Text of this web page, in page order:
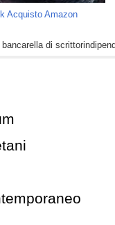
Acquisto Amazon
di